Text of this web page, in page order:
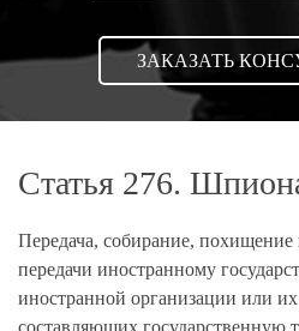
Статья 276.
Передача, собирание, похищение
передачи иностранному
иностранной организации или